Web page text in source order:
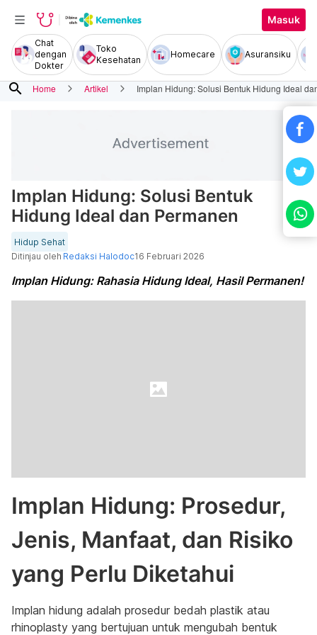
Masuk
Chat
dengan
Dokter
Toko
Kesehatan
Homecare Asuransiku
search Home Artikel Implan Hidung: Solusi Bentuk Hidung Ideal
Implan Hidung: Solusi Bentuk
Hidung Ideal dan Permanen
Hidup Sehat
Ditinjau oleh Redaksi Halodoc16 Februari 2026
Implan Hidung: Rahasia Hidung Ideal, Hasil Permanen!
Implan Hidung: Prosedur,
Jenis, Manfaat, dan Risiko
yang Perlu Diketahui
Implan hidung adalah prosedur bedah plastik atau
rhinoplasty yang bertujuan untuk mengubah bentuk